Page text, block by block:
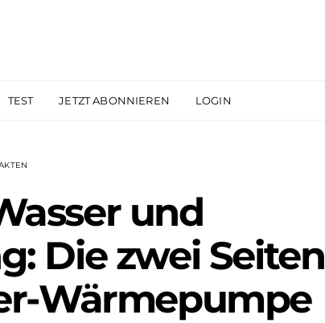
TEST JETZT ABONNIEREN LOGIN
und
Die zwei Seiten
Wärmepumpe